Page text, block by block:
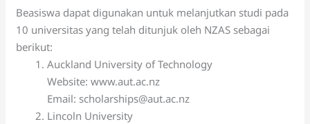
Beasiswa dapat digunakan untuk melanjutkan studi pada
10 universitas yang telah ditunjuk oleh NZAS sebagai
berikut:
Auckland University of Technology
Website: www.aut.ac.nz
Email: scholarships@aut.ac.nz
Lincoln University